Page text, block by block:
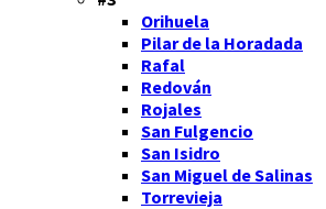
Orihuela
Pilar de la Horadada
Rafal
Redován
Rojales
San Fulgencio
San Isidro
San Miguel de Salinas
Torrevieja